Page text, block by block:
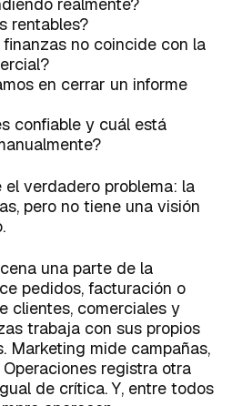
rentables?
no coincide con la
en cerrar un informe
confiable y cuál está
el verdadero problema: la
pero no tiene una visión
una parte de la
pedidos, facturación o
clientes, comerciales y
trabaja con sus propios
Marketing mide campañas,
registra otra
de crítica. Y, entre todos